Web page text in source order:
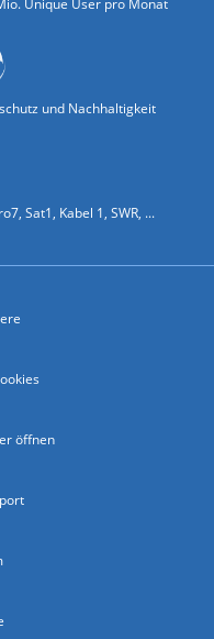
Unique User pro Monat
und Nachhaltigkeit
Sat1, Kabel 1, SWR, ...
öffnen